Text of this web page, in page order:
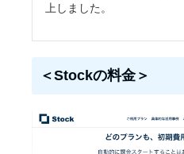
上しました。
＜Stockの料金＞